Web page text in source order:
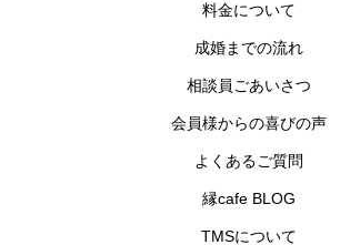
料金について
成婚までの流れ
相談員ごあいさつ
会員様からの喜びの声
よくあるご質問
縁cafe BLOG
TMSについて